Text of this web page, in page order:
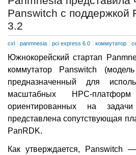
Panswitch с поддержкой
3.2
cxl panmnesia pci express 6.0 коммутатор
Южнокорейский стартап
коммутатор Panswitch
предназначенный для
масштабных HPC-
ориентированных на
представлена сопутствующая
PanRDK.
Как утверждается,